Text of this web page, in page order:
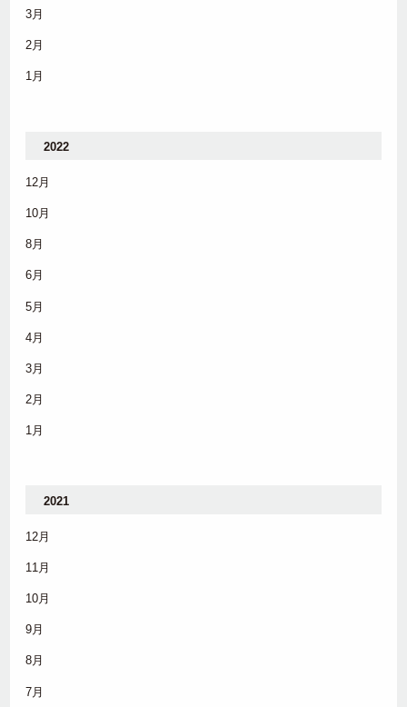
3月
2月
1月
2022
12月
10月
8月
6月
5月
4月
3月
2月
1月
2021
12月
11月
10月
9月
8月
7月